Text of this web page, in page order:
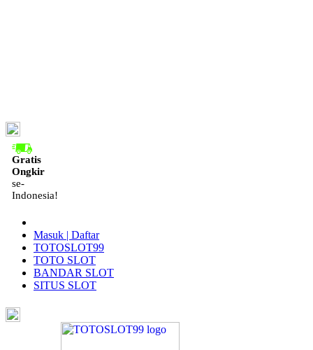
Gratis
Ongkir
se-
Indonesia!
Masuk | Daftar
TOTOSLOT99
TOTO SLOT
BANDAR SLOT
SITUS SLOT